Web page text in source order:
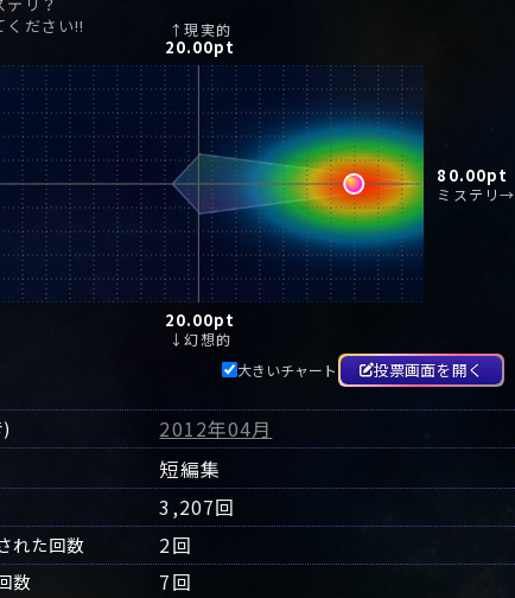
ください!!
↑現実的
20.00pt
80.00pt
ミステリ→
20.00pt
↓幻想的
大きいチャート
投票画面を開く
2012年04月
短編集
3,207回
れた回数 2回
数 7回